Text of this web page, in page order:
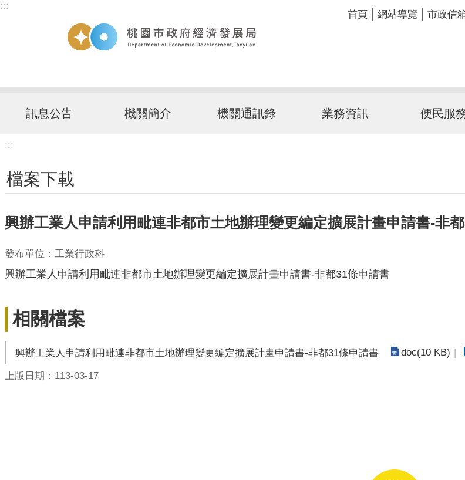
跳到主要內容區塊
:::
首頁 網站導覽 市政信
訊息公告 機關簡介 機關通訊錄 業務資訊 便民服
:::
檔案下載
興辦工業人申請利用毗連非都市土地辦理變更編定擴展計畫申請書-非
發布單位：工業行政科
興辦工業人申請利用毗連非都市土地辦理變更編定擴展計畫申請書-非都31條申請書
相關檔案
興辦工業人申請利用毗連非都市土地辦理變更編定擴展計畫申請書-非都31條申請書 doc(10 KB)
上版日期：113-03-17